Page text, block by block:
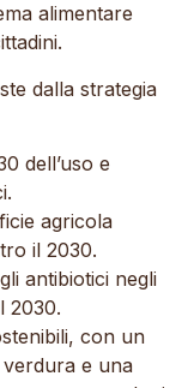
alimentare
dalla strategia
dell’uso e
agricola
il 2030.
antibiotici negli
2030.
con un
e una